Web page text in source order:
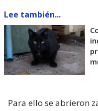
Lee también...
Para ello se abrieron